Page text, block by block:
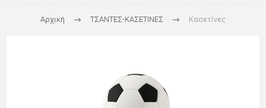
Αρχική ΤΣΑΝΤΕΣ-ΚΑΣΕΤΙΝΕΣ Κασετίνες